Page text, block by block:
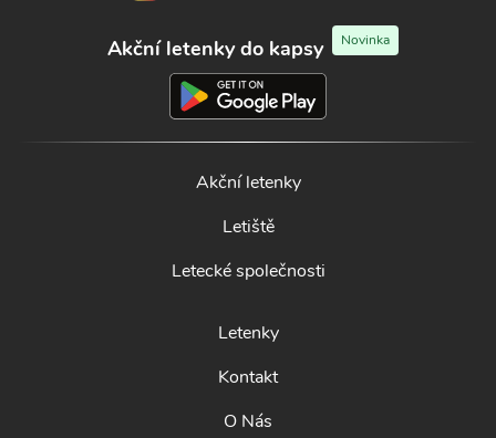
Akční letenky do kapsy Novinka
Akční letenky
Letiště
Letecké společnosti
Letenky
Kontakt
O Nás